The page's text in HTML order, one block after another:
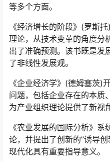
等多个方面。
《经济增长的阶段》(罗斯
理论，从技术变革的角度分
出了准确预测。该书既是发
了非线性发展观。
《企业经济学》(德姆塞茨)
问题，包括企业存在的本质
为产业组织理论提供了新视
《农业发展的国际分析》
论，并提出了创新的”诱导
现代化具有重要指导意义。